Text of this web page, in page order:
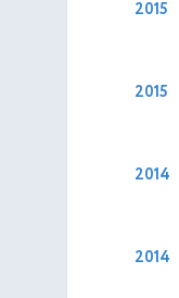
2015
2015
2014
2014